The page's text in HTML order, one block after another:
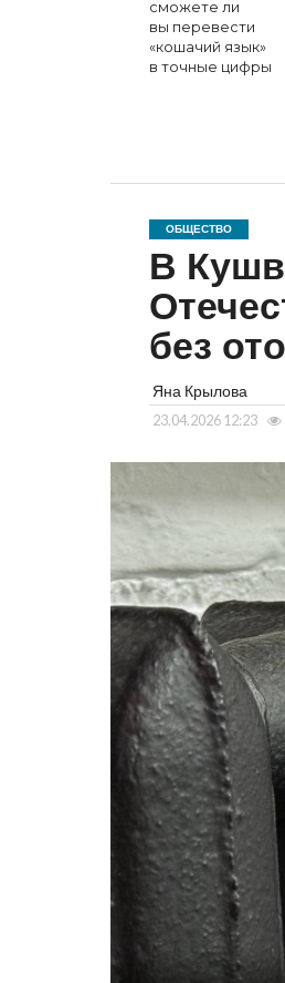
сможете ли
вы перевести
«кошачий язык»
в точные цифры
ОБЩЕСТВО
В
без
Яна Крылова
23.04.2026 12:23